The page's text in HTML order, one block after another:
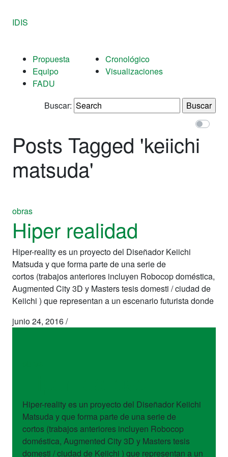
IDIS
Propuesta
Equipo
FADU
Cronológico
Visualizaciones
Buscar:
Posts Tagged 'keiichi
matsuda'
obras
Hiper realidad
Hiper-reality es un proyecto del Diseñador Keiichi
Matsuda y que forma parte de una serie de
cortos (trabajos anteriores incluyen Robocop doméstica,
Augmented City 3D y Masters tesis domesti / ciudad de
Keiichi ) que representan a un escenario futurista donde
junio 24, 2016/
Hiper-reality es un proyecto del Diseñador Keiichi
Matsuda y que forma parte de una serie de
cortos (trabajos anteriores incluyen Robocop
doméstica, Augmented City 3D y Masters tesis
domesti / ciudad de Keiichi ) que representan a un